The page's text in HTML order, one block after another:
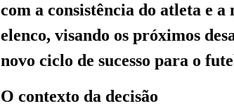
com a consistência do atleta e a
elenco, visando os próximos
novo ciclo de sucesso para o
O contexto da decisão